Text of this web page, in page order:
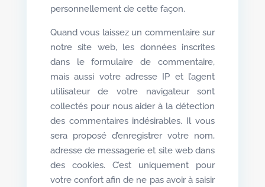
personnellement de cette façon.
Quand vous laissez un commentaire sur
notre site web, les données inscrites
dans le formulaire de commentaire,
mais aussi votre adresse IP et l’agent
utilisateur de votre navigateur sont
collectés pour nous aider à la détection
des commentaires indésirables. Il vous
sera proposé d’enregistrer votre nom,
adresse de messagerie et site web dans
des cookies. C’est uniquement pour
votre confort afin de ne pas avoir à saisir